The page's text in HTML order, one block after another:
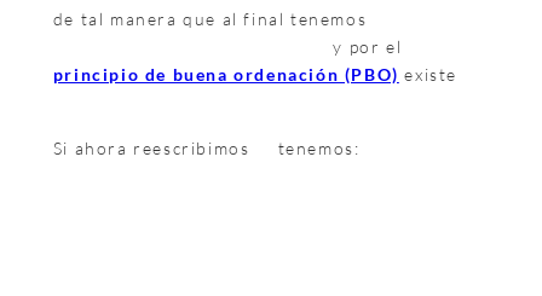
de tal manera que al final tenemos
y por el
principio de buena ordenación (PBO) existe
Si ahora reescribimos tenemos: